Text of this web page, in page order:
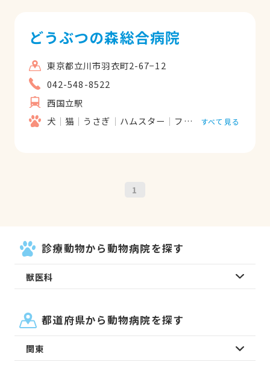
どうぶつの森総合病院
東京都立川市羽衣町2-67−12
042-548-8522
西国立駅
犬
猫 うさぎ ハムスター フェレット モルモッ
すべて見る
1
診療動物から動物病院を探す
獣医科
都道府県から動物病院を探す
関東